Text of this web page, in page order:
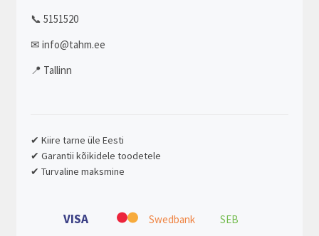
📞 5151520
✉ info@tahm.ee
📍 Tallinn
✔ Kiire tarne üle Eesti
✔ Garantii kõikidele toodetele
✔ Turvaline maksmine
VISA Swedbank SEB